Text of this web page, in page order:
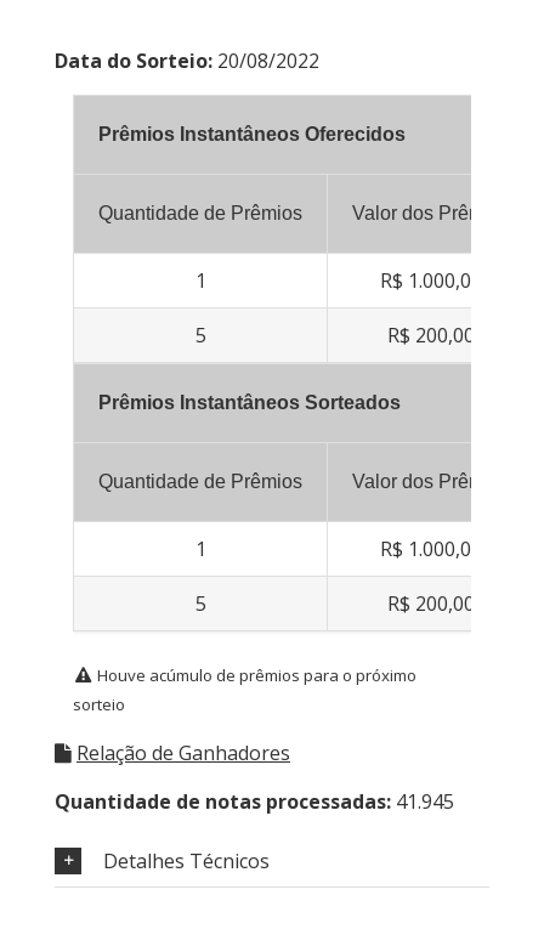
Data do Sorteio: 20/08/2022
Prêmios Instantâneos Oferecidos
Quantidade de Prêmios Valor dos Prêmios
1 R$ 1.000,00
5 R$ 200,00
Prêmios Instantâneos Sorteados
Quantidade de Prêmios Valor dos Prêmios
1 R$ 1.000,00
5 R$ 200,00
Houve acúmulo de prêmios para o próximo
sorteio
Relação de Ganhadores
Quantidade de notas processadas: 41.945
Detalhes Técnicos